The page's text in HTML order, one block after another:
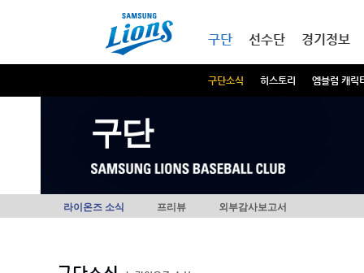
구단
구단소식 히스토리 엠블럼 캐릭
선수단 경기정보
구단
라이온즈 소식 프리뷰 외부감사보고서